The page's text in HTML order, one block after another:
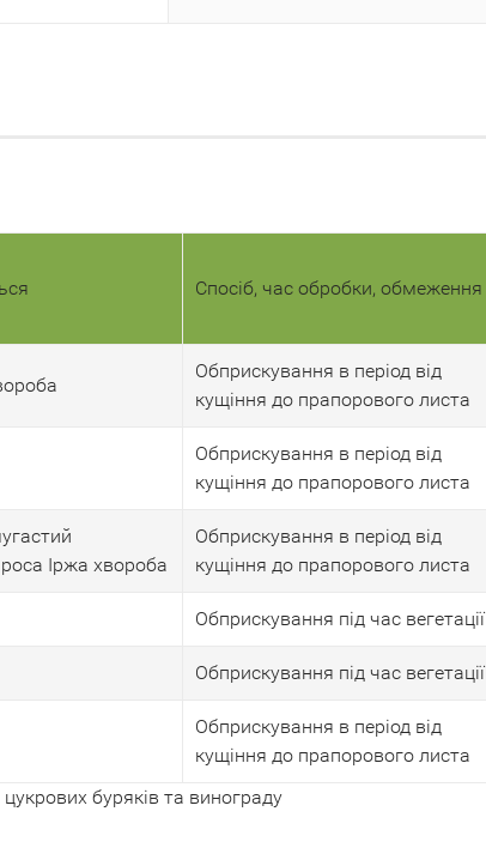
Спосіб, час обробки, обмеження
Обприскування в період від
кущіння до прапорового листа
Обприскування в період від
кущіння до прапорового листа
Іржа хвороба
Обприскування в період від
кущіння до прапорового листа
Обприскування під час вегетації
Обприскування під час вегетації
Обприскування в період від
кущіння до прапорового листа
буряків та винограду